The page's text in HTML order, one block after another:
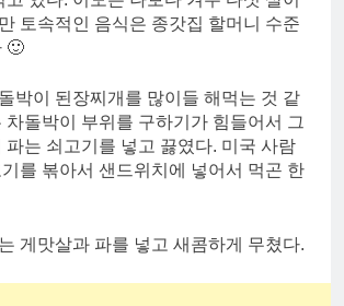
토속적인 음식은 종갓집 할머니 수준
🙂
박이 된장찌개를 많이들 해먹는 것 같
차돌박이 부위를 구하기가 힘들어서 그
파는 쇠고기를 넣고 끓였다. 미국 사람
를 볶아서 샌드위치에 넣어서 먹곤 한
게맛살과 파를 넣고 새콤하게 무쳤다.